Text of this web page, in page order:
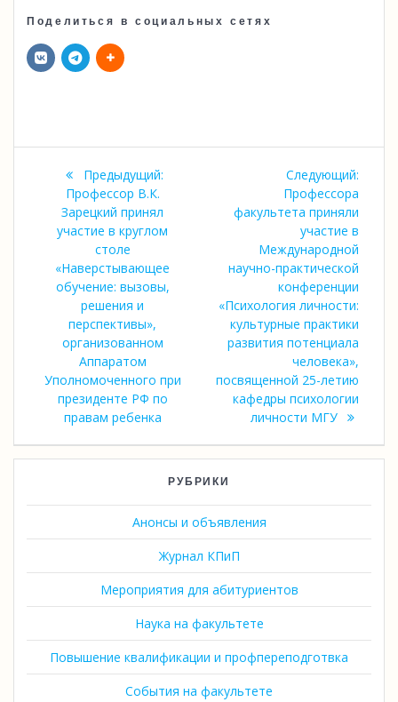
Поделиться в социальных сетях
Навигация
записям
Предыдущий:Предыдущая
Профессор В.К.
Зарецкий принял
участие в круглом
столе
«Наверстывающее
обучение: вызовы,
решения и
перспективы»,
организованном
Аппаратом
Уполномоченного при
президенте РФ по
правам ребенка
Следующий:
Профессора
факультета приняли
участие в
Международной
научно-практической
конференции
«Психология личности:
культурные практики
развития потенциала
человека»,
посвященной 25-летию
кафедры психологии
личности МГУ
РУБРИКИ
Анонсы и объявления
Журнал КПиП
Мероприятия для абитуриентов
Наука на факультете
Повышение квалификации и профпереподготвка
События на факультете